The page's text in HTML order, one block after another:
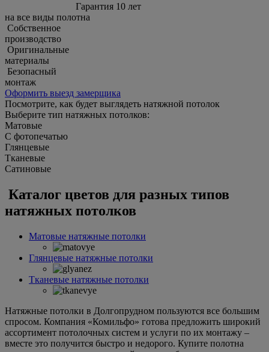
Гарантия 10 лет
на все виды полотна
Собственное
производство
Оригинальные
материалы
Безопасный
монтаж
Оформить выезд замерщика
Посмотрите, как будет выглядеть натяжной потолок
Выберите тип натяжных потолков:
Матовые
С фотопечатью
Глянцевые
Тканевые
Сатиновые
Каталог цветов для разных типов
натяжных потолков
Матовые натяжные потолки
Глянцевые натяжные потолки
Тканевые натяжные потолки
Натяжные потолки в Долгопрудном пользуются все большим
спросом. Компания «Комильфо» готова предложить широкий
ассортимент потолочных систем и услуги по их монтажу –
вместе это получится быстро и недорого. Купите полотна